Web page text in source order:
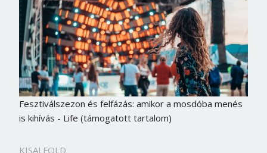
Fesztiválszezon és felfázás: amikor a mosdóba menés
is kihívás - Life (támogatott tartalom)
KISALFOLD